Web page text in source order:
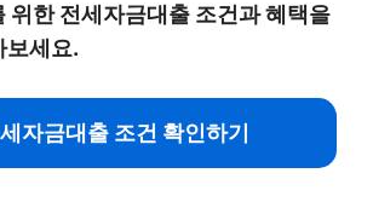
위한 전세자금대출 조건과 혜택을
보세요.
자금대출 조건 확인하기